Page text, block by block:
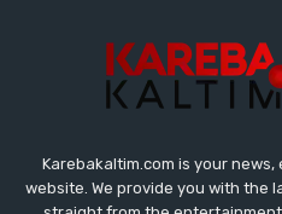
Karebakaltim.com is your
website. We provide you with the